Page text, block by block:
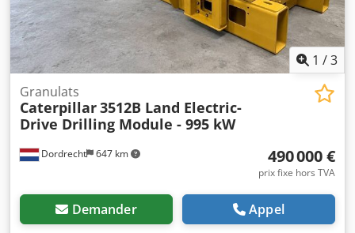
1 /3
Dordrecht 647 km
Granulats
Caterpillar3512B Land Electric-
Drive Drilling Module - 995 kW
490 000 €
prix fixe hors TVA
Demander Appel